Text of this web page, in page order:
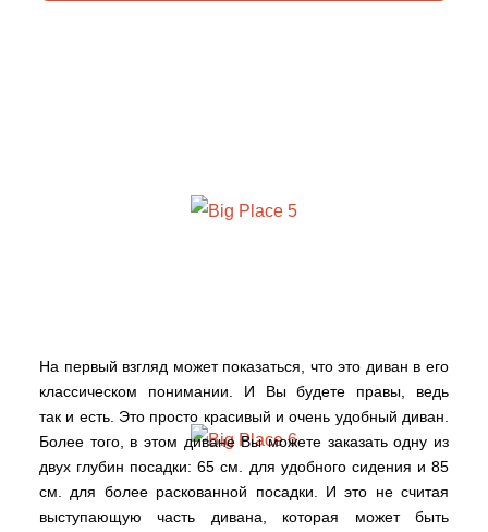
На первый взгляд может показаться, что это диван в его
классическом понимании. И Вы будете правы, ведь
так и есть. Это просто красивый и очень удобный диван.
Более того, в этом диване Вы можете заказать одну из
двух глубин посадки: 65 см. для удобного сидения и 85
см. для более раскованной посадки. И это не считая
выступающую часть дивана, которая может быть